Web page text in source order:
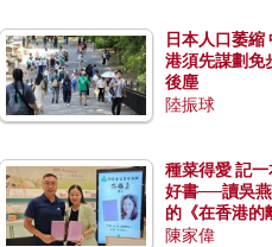
日本人口萎縮
港須先謀劃免
後塵
陸振球
種菜得愛 記一
好書──讀吳
的《在香港的
種菜》
陳家偉